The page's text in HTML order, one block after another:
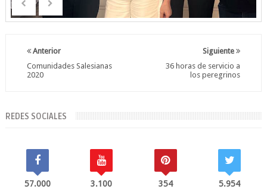
Siguiente
36 horas de servicio a
los peregrinos
Anterior
Comunidades Salesianas
2020
REDES SOCIALES
57.000 3.100 354 5.954